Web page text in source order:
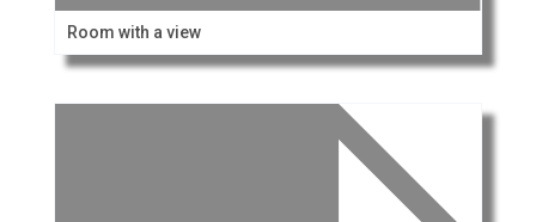
Room with a view